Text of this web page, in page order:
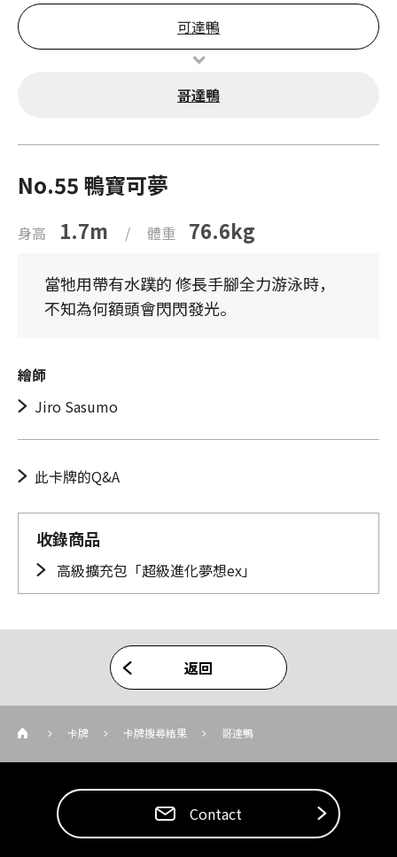
可達鴨
哥達鴨
No.55 鴨寶可夢
身高 1.7m / 體重 76.6kg
當牠用帶有水蹼的 修長手腳全力游泳時，
不知為何額頭會閃閃發光。
繪師
Jiro Sasumo
此卡牌的Q&A
收錄商品
高級擴充包「超級進化夢想ex」
返回
卡牌 卡牌搜尋結果 哥達鴨
Contact